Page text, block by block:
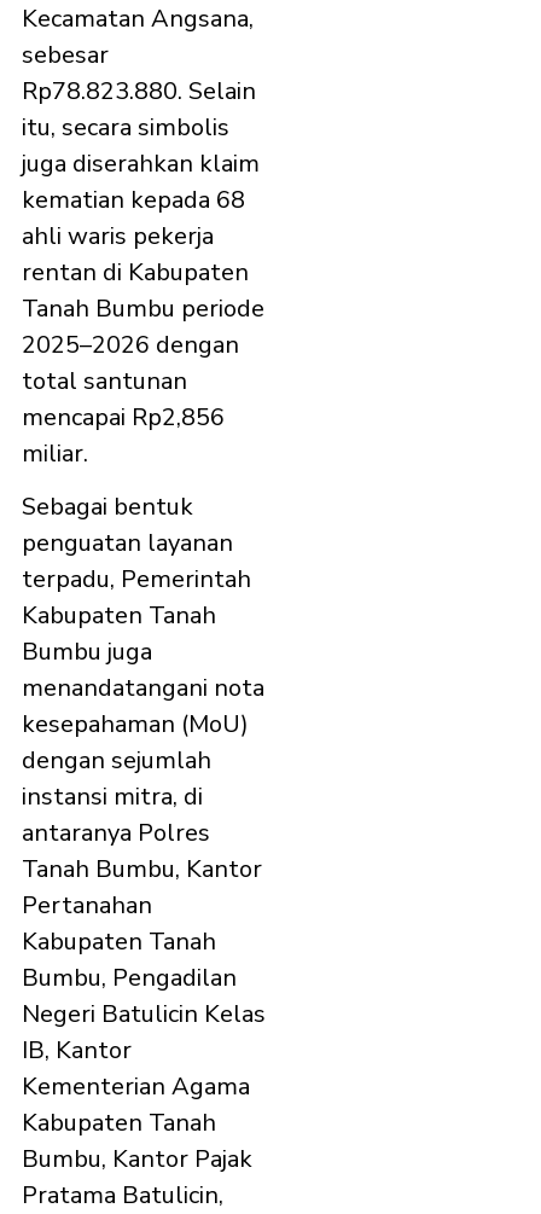
Kecamatan Angsana,
sebesar
Rp78.823.880. Selain
itu, secara simbolis
juga diserahkan klaim
kematian kepada 68
ahli waris pekerja
rentan di Kabupaten
Tanah Bumbu periode
2025–2026 dengan
total santunan
mencapai Rp2,856
miliar.
Sebagai bentuk
penguatan layanan
terpadu, Pemerintah
Kabupaten Tanah
Bumbu juga
menandatangani nota
kesepahaman (MoU)
dengan sejumlah
instansi mitra, di
antaranya Polres
Tanah Bumbu, Kantor
Pertanahan
Kabupaten Tanah
Bumbu, Pengadilan
Negeri Batulicin Kelas
IB, Kantor
Kementerian Agama
Kabupaten Tanah
Bumbu, Kantor Pajak
Pratama Batulicin,